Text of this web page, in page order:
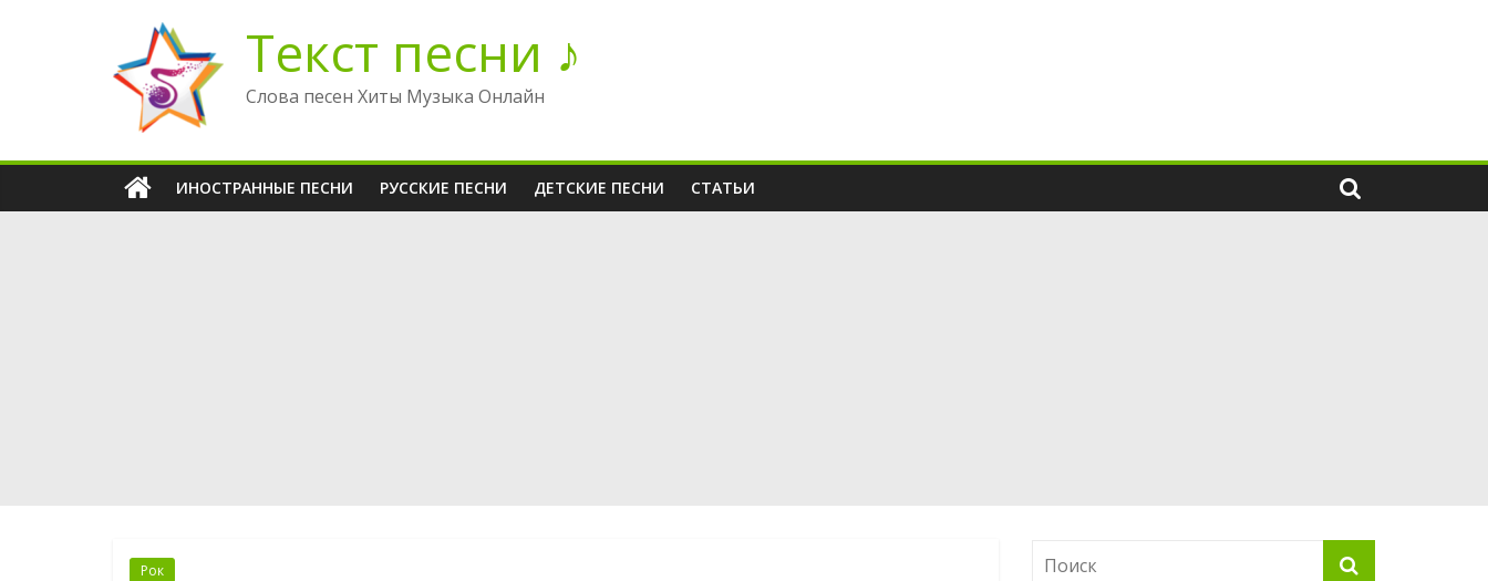
содержимому
Текст песни ♪
Слова песен Хиты Музыка Онлайн
ИНОСТРАННЫЕ ПЕСНИ РУССКИЕ ПЕСНИ ДЕТСКИЕ ПЕСНИ СТАТЬИ
Рок